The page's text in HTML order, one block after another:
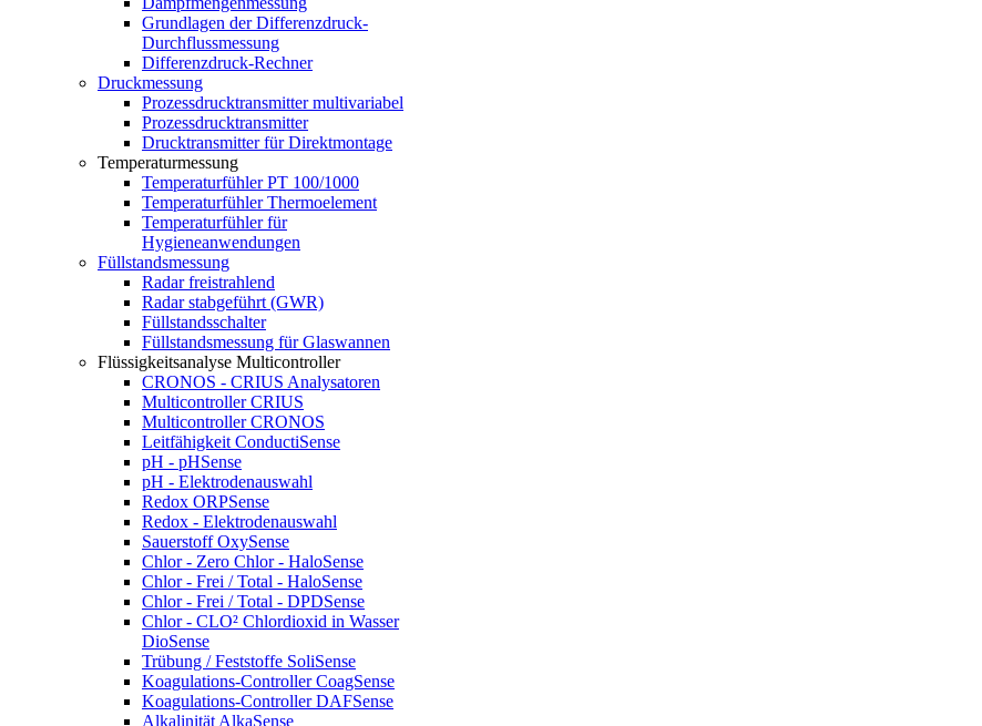
Grundlagen der Differenzdruck-
Durchflussmessung
Differenzdruck-Rechner
Druckmessung
Prozessdrucktransmitter multivariabel
Prozessdrucktransmitter
Drucktransmitter für Direktmontage
Temperaturmessung
Temperaturfühler PT 100/1000
Temperaturfühler Thermoelement
Temperaturfühler für
Hygieneanwendungen
Füllstandsmessung
Radar freistrahlend
Radar stabgeführt (GWR)
Füllstandsschalter
Füllstandsmessung für Glaswannen
Flüssigkeitsanalyse Multicontroller
CRONOS - CRIUS Analysatoren
Multicontroller CRIUS
Multicontroller CRONOS
Leitfähigkeit ConductiSense
pH - pHSense
pH - Elektrodenauswahl
Redox ORPSense
Redox - Elektrodenauswahl
Sauerstoff OxySense
Chlor - Zero Chlor - HaloSense
Chlor - Frei / Total - HaloSense
Chlor - Frei / Total - DPDSense
Chlor - CLO² Chlordioxid in Wasser
DioSense
Trübung / Feststoffe SoliSense
Koagulations-Controller CoagSense
Koagulations-Controller DAFSense
Alkalinität AlkaSense